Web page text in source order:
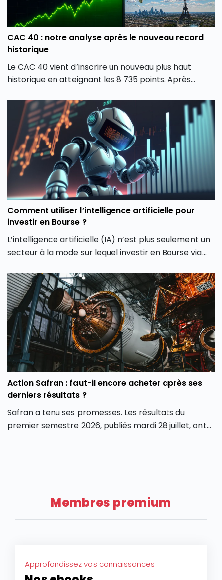
CAC 40 : notre analyse après le nouveau record
historique
Le CAC 40 vient d’inscrire un nouveau plus haut
historique en atteignant les 8 735 points. Après
parisien semble avoir retrouvé une dynamique
haussière en dépassant son précédent record de
février 2026. Comment expliquer cette envolée du
CAC 40 ? Quels secteurs tirent actuellement l’indice
parisien ? Et surtout, cette hausse du CAC 40 peut-
elle encore se poursuivre ou faut-il s’attendre à une
phase de consolidation ?
Comment utiliser l’intelligence artificielle pour
investir en Bourse ?
L’intelligence artificielle (IA) n’est plus seulement un
secteur à la mode sur lequel investir en Bourse via
même de notre façon d’investir en Bourse avec de
nouveaux outils et de nouvelles approches. Dans cet
article, découvrez comment l’intelligence artificielle
peut transformer votre façon d’investir en Bourse et
vous aider à mieux saisir les opportunités des
marchés.
Action Safran : faut-il encore acheter après ses
derniers résultats ?
Safran a tenu ses promesses. Les résultats du
premier semestre 2026, publiés mardi 28 juillet, ont
français est récompensé en Bourse pour ses bons
meilleurs Compte-Titres Ordinaires ? Découvrez
Membres premium
Approfondissez vos connaissances